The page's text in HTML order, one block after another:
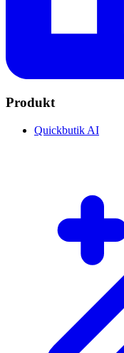
Produkt
Quickbutik AI